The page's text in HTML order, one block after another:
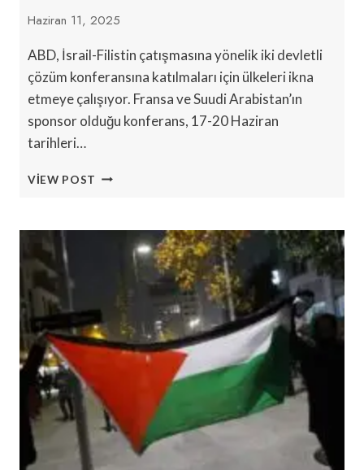
Haziran 11, 2025
ABD, İsrail-Filistin çatışmasına yönelik iki devletli
çözüm konferansına katılmaları için ülkeleri ikna
etmeye çalışıyor. Fransa ve Suudi Arabistan’ın
sponsor olduğu konferans, 17-20 Haziran
tarihleri…
VIEW POST ABD,
KONFERANSINA
KATILMAMALARI
KONUSUNDA
UYARDI.